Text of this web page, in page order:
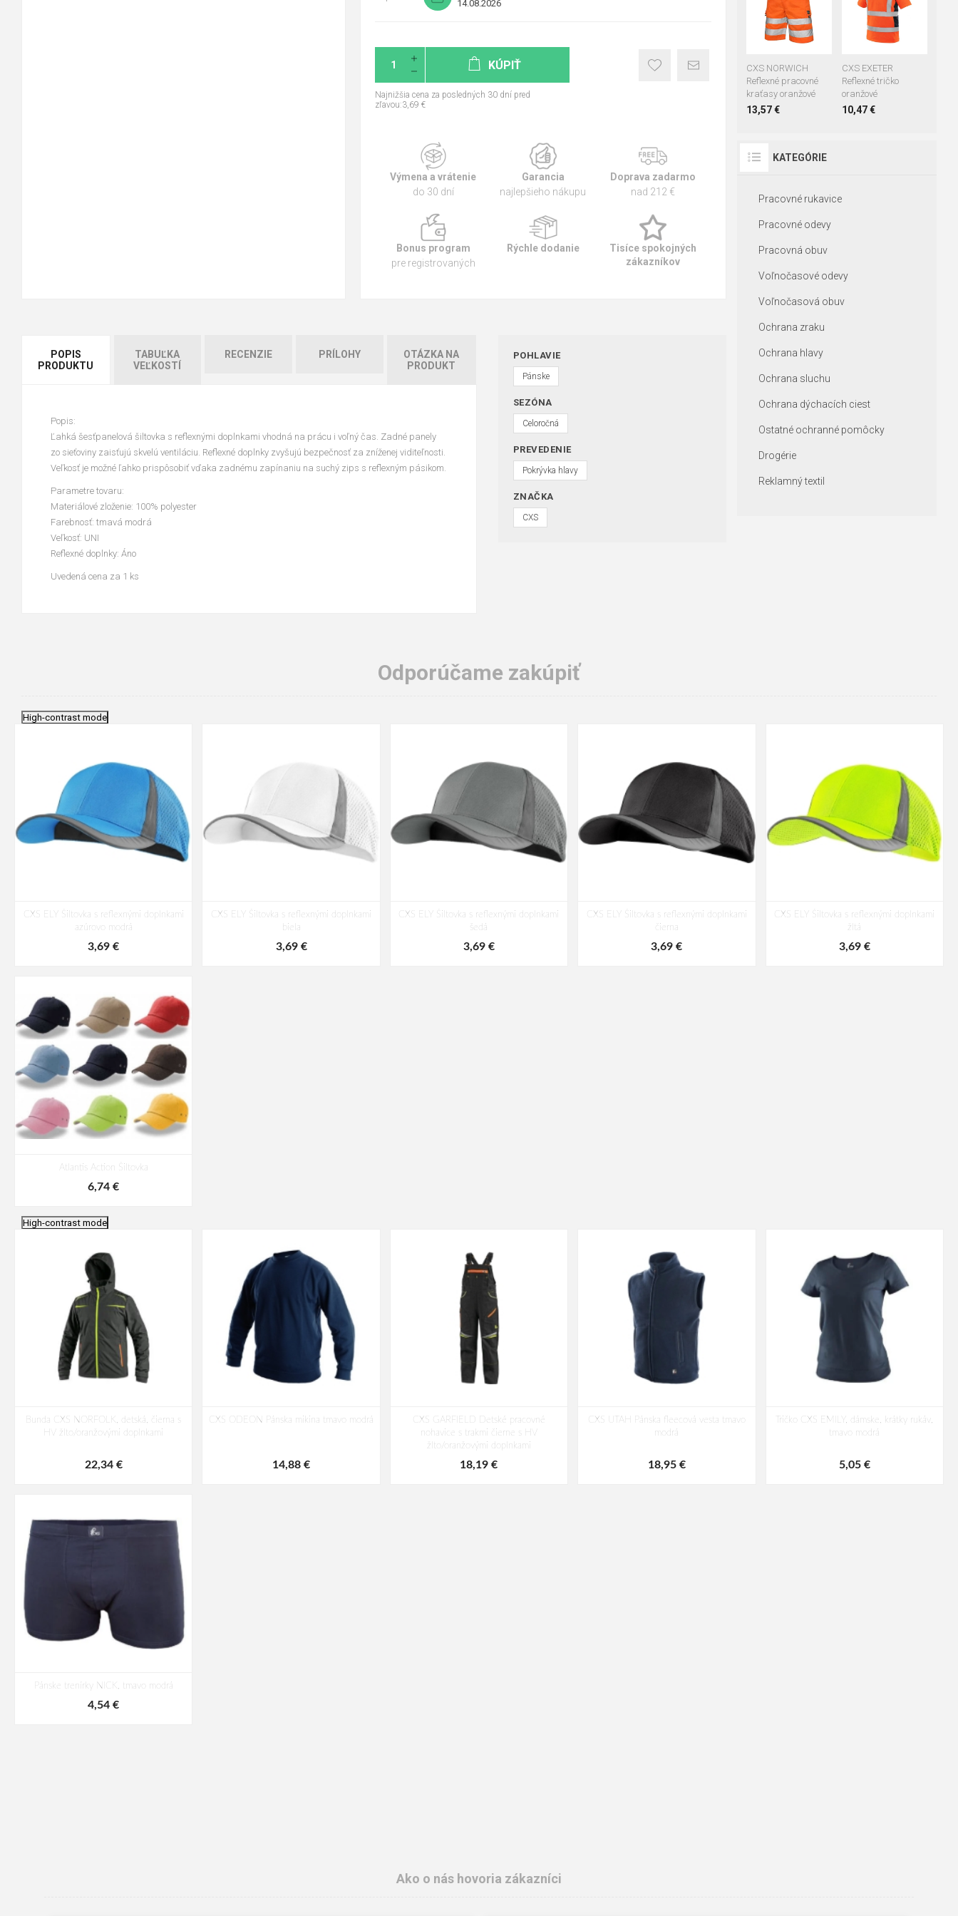
14.08.2026
KÚPIŤ
Najnižšia cena za posledných 30 dní pred
zľavou:3,69 €
Výmena a vrátenie
do 30 dní
Garancia
najlepšieho nákupu
Doprava zadarmo
nad 212 €
Bonus program
pre registrovaných
Rýchle dodanie
Tisíce spokojných
zákazníkov
POPIS
PRODUKTU
TABUĽKA
VEĽKOSTÍ
RECENZIE PRÍLOHY
OTÁZKA NA
PRODUKT
Popis:
Ľahká šesťpanelová šiltovka s reflexnými doplnkami vhodná na prácu i voľný čas. Zadné panely
zo sieťoviny zaisťujú skvelú ventiláciu. Reflexné doplnky zvyšujú bezpečnosť za zníženej viditeľnosti.
Veľkosť je možné ľahko prispôsobiť vďaka zadnému zapínaniu na suchý zips s reflexným pásikom.
Parametre tovaru:
Materiálové zloženie: 100% polyester
Farebnosť: tmavá modrá
Veľkosť: UNI
Reflexné doplnky: Áno
Uvedená cena za 1 ks
POHLAVIE
Pánske
SEZÓNA
Celoročná
PREVEDENIE
Pokrývka hlavy
ZNAČKA
CXS
CXS NORWICH
Reflexné pracovné
kraťasy oranžové
13,57 €
60 62 64
CXS EXETER
Reflexné tričko
oranžové
10,47 €
KATEGÓRIE
Pracovné rukavice
Pracovné odevy
Pracovná obuv
Voľnočasové odevy
Voľnočasová obuv
Ochrana zraku
Ochrana hlavy
Ochrana sluchu
Ochrana dýchacích ciest
Ostatné ochranné pomôcky
Drogérie
Reklamný textil
Odporúčame zakúpiť
High-contrast mode
CXS ELY Šiltovka s reflexnými doplnkami
azúrovo modrá
3,69 €
CXS ELY Šiltovka s reflexnými doplnkami
biela
3,69 €
CXS ELY Šiltovka s reflexnými doplnkami
šedá
3,69 €
CXS ELY Šiltovka s reflexnými doplnkami
čierna
3,69 €
CXS ELY Šiltovka s reflexnými doplnkami
žltá
3,69 €
Atlantis Action Šiltovka
6,74 €
High-contrast mode
Bunda CXS NORFOLK, detská, čierna s
HV žlto/oranžovými doplnkami
22,34 €
CXS ODEON Pánska mikina tmavo modrá
14,88 €
CXS GARFIELD Detské pracovné
nohavice s trakmi čierne s HV
žlto/oranžovými doplnkami
18,19 €
CXS UTAH Pánska fleecová vesta tmavo
modrá
18,95 €
Tričko CXS EMILY, dámske, krátky rukáv,
tmavo modrá
5,05 €
Pánske trenírky NICK, tmavo modrá
4,54 €
Ako o nás hovoria zákazníci